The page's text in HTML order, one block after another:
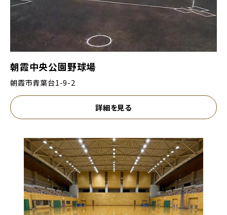
朝霞中央公園野球場
朝霞市青葉台1-9-2
詳細を見る